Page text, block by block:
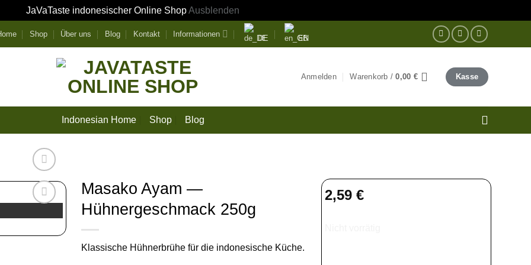
JaVaTaste indonesischer Online ShopAusblenden
Shop Über uns Blog Kontakt Informationen DE EN
Anmelden Warenkorb /0,00 € Kasse
Indonesian Home Shop Blog
hinzufügen
Masako Ayam —
Hühnergeschmack 250g
Klassische Hühnerbrühe für die indonesische Küche.
2,59 €